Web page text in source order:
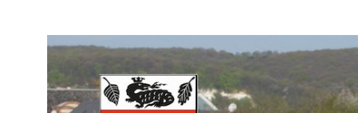
contenu